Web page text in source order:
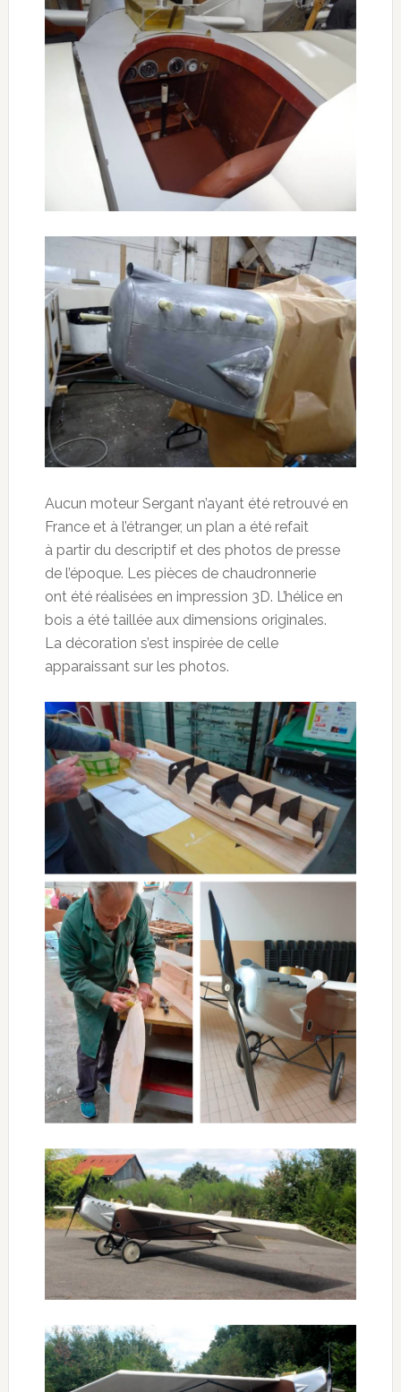
Aucun moteur Sergant n’ayant été retrouvé en
France et à l’étranger, un plan a été refait
à partir du descriptif et des photos de presse
de l’époque. Les pièces de chaudronnerie
ont été réalisées en impression 3D. L’hélice en
bois a été taillée aux dimensions originales.
La décoration s’est inspirée de celle
apparaissant sur les photos.